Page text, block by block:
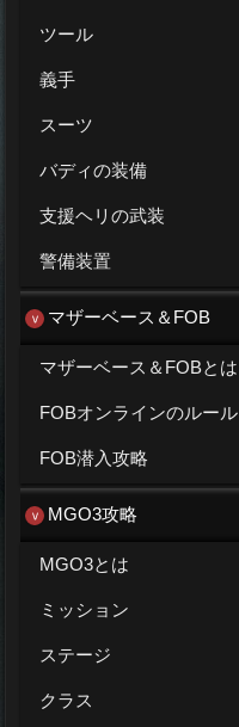
ツール
義手
スーツ
バディの装備
支援ヘリの武装
警備装置
マザーベース＆FOB
マザーベース＆FOBとは
FOBオンラインのルール
FOB潜入攻略
MGO3攻略
MGO3とは
ミッション
ステージ
クラス